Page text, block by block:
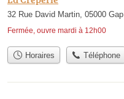
32 Rue David Martin, 05000 Gap
Fermée, ouvre mardi à 12h00
Horaires Téléphone